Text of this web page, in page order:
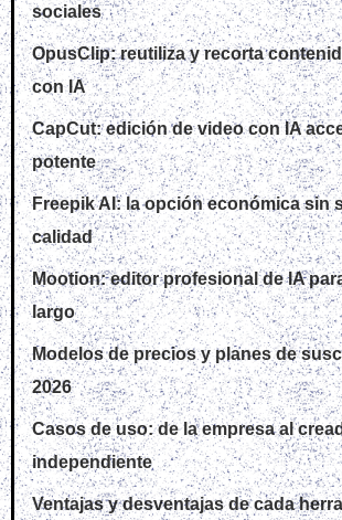
sociales
OpusClip: reutiliza y recorta
con IA
CapCut: edición de video con IA
potente
Freepik AI: la opción económica sin
calidad
Mootion: editor profesional de IA
largo
Modelos de precios y planes de
2026
Casos de uso: de la empresa al
independiente
Ventajas y desventajas de cada